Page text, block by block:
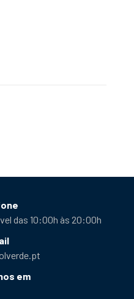
das 10:00h às 20:00h
em